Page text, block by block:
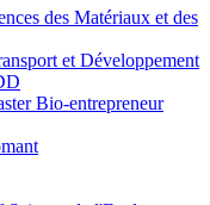
des Matériaux et des
et Développement
Bio-entrepreneur